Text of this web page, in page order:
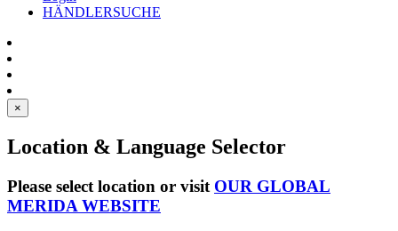
HÄNDLERSUCHE
×
Location & Language Selector
Please select location or visit OUR GLOBAL
MERIDA WEBSITE